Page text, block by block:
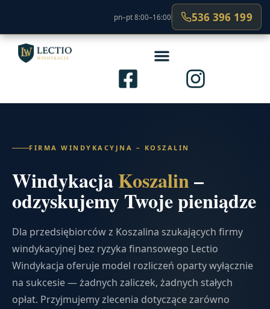
pn–pt 8:00–16:00 536 396 199
FIRMA WINDYKACYJNA – KOSZALIN
WindykacjaKoszalin–
odzyskujemy Twoje pieniądze
Dla przedsiębiorców z Koszalina szukających firmy
windykacyjnej bez ryzyka finansowego Lectio
Windykacja oferuje model rozliczeń oparty wyłącznie
na sukcesie — żadnych zaliczek, żadnych stałych
opłat. Przyjmujemy zlecenia dotyczące zarówno